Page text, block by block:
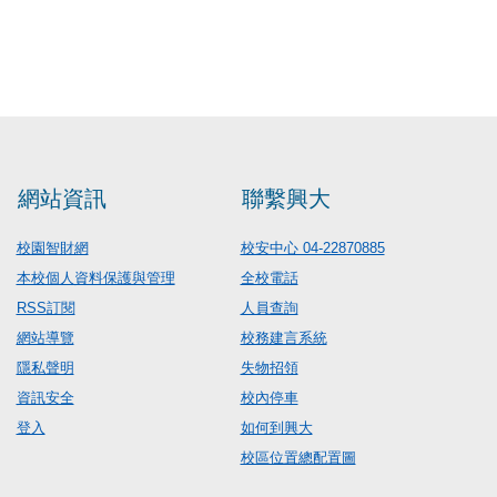
網站資訊
校園智財網
本校個人資料保護與管理
RSS訂閱
網站導覽
隱私聲明
資訊安全
登入
聯繫興大
校安中心 04-22870885
全校電話
人員查詢
校務建言系統
失物招領
校內停車
如何到興大
校區位置總配置圖